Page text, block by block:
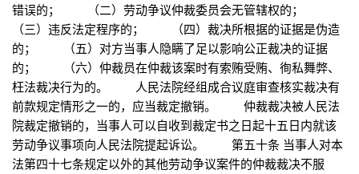
错误的； （二）劳动争议仲裁委员会无管辖权的；
（三）违反法定程序的； （四）裁决所根据的证据是伪造
的； （五）对方当事人隐瞒了足以影响公正裁决的证据
的； （六）仲裁员在仲裁该案时有索贿受贿、徇私舞弊、
枉法裁决行为的。 人民法院经组成合议庭审查核实裁决有
前款规定情形之一的，应当裁定撤销。 仲裁裁决被人民法
院裁定撤销的，当事人可以自收到裁定书之日起十五日内就该
劳动争议事项向人民法院提起诉讼。 第五十条 当事人对本
法第四十七条规定以外的其他劳动争议案件的仲裁裁决不服